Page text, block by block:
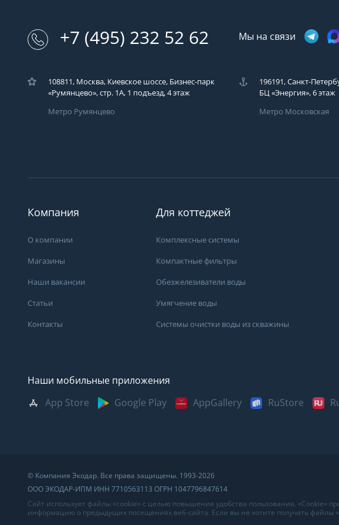
+7 (495) 232 52 62 Мы на связи
108811, Москва, Киевское шоссе, Бизнес-парк
«Румянцево», стр. 1А, 1 подъезд, 4 этаж
Метро Румянцево
196191, Санкт-
БЦ «Энергия», 6 этаж
Метро Московская
Компания
О компании
Магазины
Наши вакансии
Статьи
Контакты
Для коттеджей
Комплексные системы
Компактные фильтры
Обезжелезиватели воды
Умягчение воды
Системы очистки воды из скважины
Наши мобильные приложения
App Store
Google Play AppGallery RuStore
© Компания Экодар. Все права защищены. 1993-2026
ООО ЭКОДАР-ИПМ ИНН 7710563113 ОГРН 1047796847614
Сайт использует файлы «cookie» с целью повышения удобства пользования. «Cookie»
информацию о предыдущих посещениях веб-сайта. Если вы не хотите получать файлы
Великий Новгород
Волгоград
Казань
Мурманск
Нижний Новгород
Саратов
Тверь
Тула